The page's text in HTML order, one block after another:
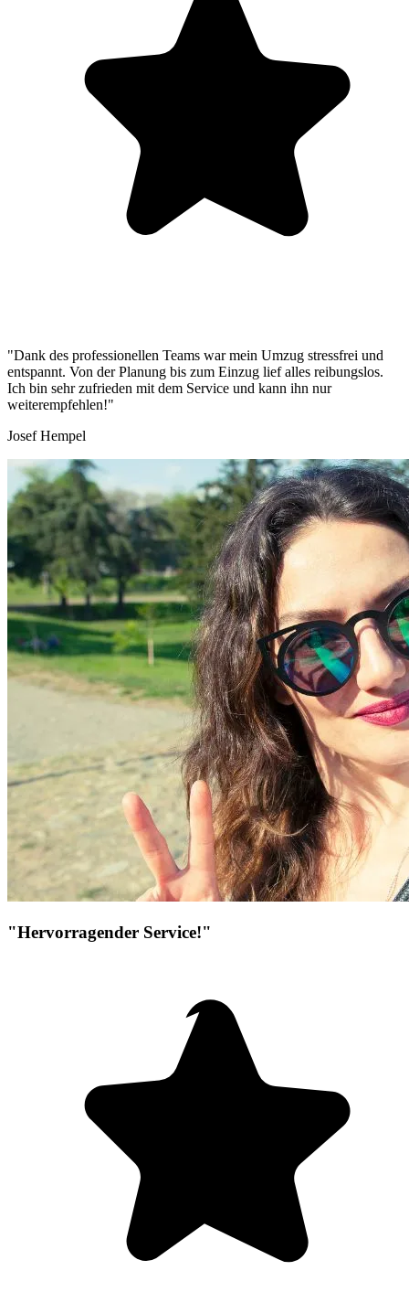
"Dank des professionellen Teams war mein Umzug stressfrei und
entspannt. Von der Planung bis zum Einzug lief alles reibungslos.
Ich bin sehr zufrieden mit dem Service und kann ihn nur
weiterempfehlen!"
Josef Hempel
"Hervorragender Service!"